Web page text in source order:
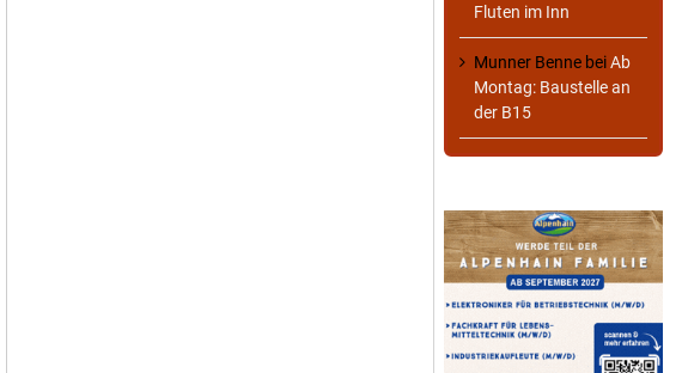
Fluten im Inn
Munner Benne beiAb
Montag: Baustelle an
der B15